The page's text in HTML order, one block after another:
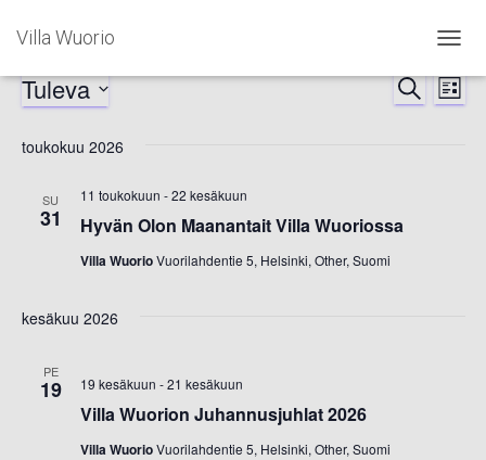
Villa Wuorio
Tapahtumat ETSI
LISTA
Tuleva
päivä.
toukokuu 2026
SU
31 Hyvän Olon Maanantait Villa Wuoriossa
11 toukokuun -22 kesäkuun
Villa WuorioVuorilahdentie 5, Helsinki, Other, Suomi
kesäkuu 2026
PE
19
Villa Wuorion Juhannusjuhlat 2026
19 kesäkuun -21 kesäkuun
Villa WuorioVuorilahdentie 5, Helsinki, Other, Suomi